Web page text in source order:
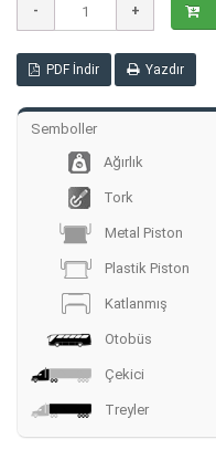
PDF İndir Yazdır
Semboller
Ağırlık
Tork
Metal Piston
Plastik Piston
Katlanmış
Otobüs
Çekici
Treyler